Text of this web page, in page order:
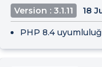
Version : 3.1.11 18
PHP 8.4